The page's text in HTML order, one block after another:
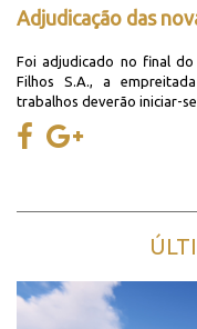
Adjudicação das
Foi adjudicado no final
Filhos S.A., a
trabalhos deverão iniciar-